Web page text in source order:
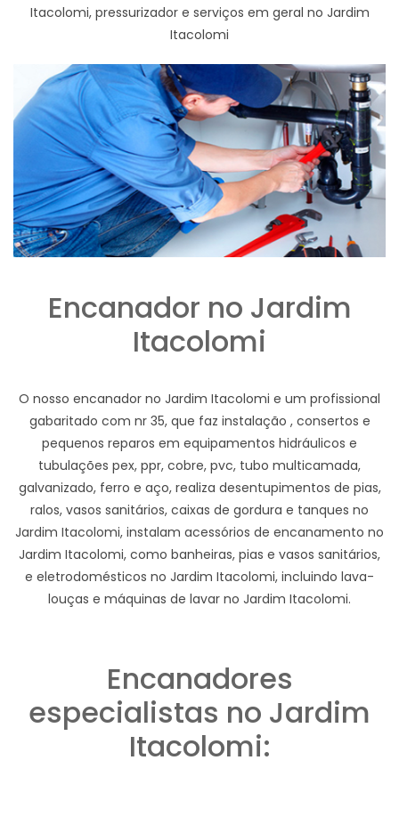
Itacolomi, pressurizador e serviços em geral no Jardim
Itacolomi
Encanador no Jardim
Itacolomi
O nosso encanador no Jardim Itacolomi e um profissional
gabaritado com nr 35, que faz instalação , consertos e
pequenos reparos em equipamentos hidráulicos e
tubulações pex, ppr, cobre, pvc, tubo multicamada,
galvanizado, ferro e aço, realiza desentupimentos de pias,
ralos, vasos sanitários, caixas de gordura e tanques no
Jardim Itacolomi, instalam acessórios de encanamento no
Jardim Itacolomi, como banheiras, pias e vasos sanitários,
e eletrodomésticos no Jardim Itacolomi, incluindo lava-
louças e máquinas de lavar no Jardim Itacolomi.
Encanadores
especialistas no Jardim
Itacolomi: